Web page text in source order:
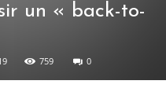
un « back-to-
759 0